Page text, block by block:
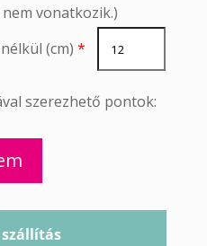
vonatkozik.)
(cm) *
szerezhető pontok: